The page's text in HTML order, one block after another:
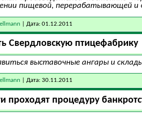
пищевой, перерабатывающей
| Дата: 01.12.2011
Свердловскую птицефабрику
выставочные ангары и
| Дата: 30.11.2011
проходят процедуру